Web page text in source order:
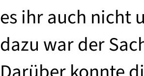
es ihr auch nicht
dazu war der